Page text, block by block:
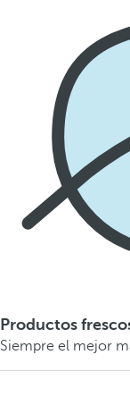
Productos
Siempre el mejor